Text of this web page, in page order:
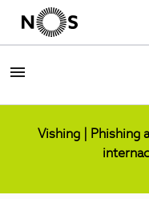
Vishing | Phishing